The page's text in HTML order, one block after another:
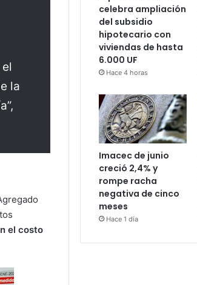
la
el costo
celebra ampliación
del subsidio
hipotecario con
viviendas de hasta
6.000 UF
Hace 4 horas
Imacec de junio
creció 2,4% y
rompe racha
negativa de cinco
meses
Hace 1 día